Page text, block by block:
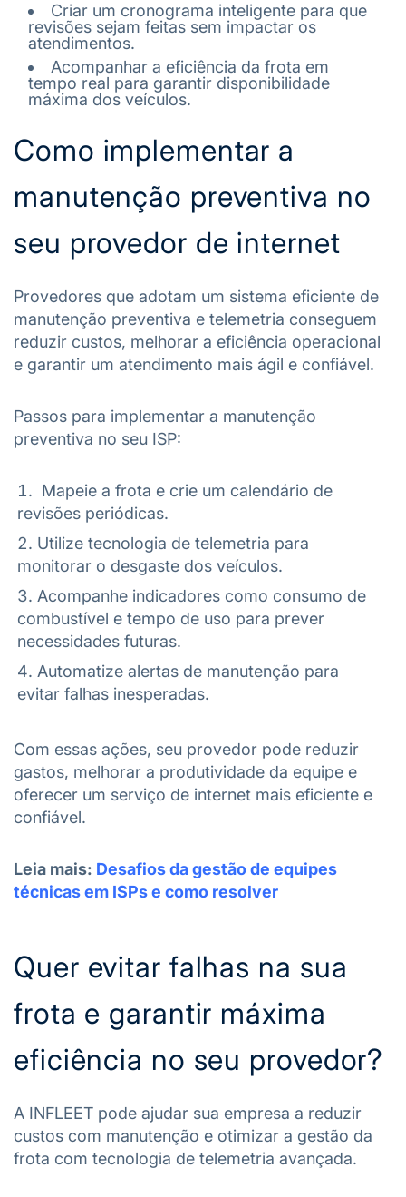
Criar um cronograma inteligente para que
revisões sejam feitas sem impactar os
atendimentos.
Acompanhar a eficiência da frota em
tempo real para garantir disponibilidade
máxima dos veículos.
Como implementar a
manutenção preventiva no
seu provedor de internet
Provedores que adotam um sistema eficiente de
manutenção preventiva e telemetria conseguem
reduzir custos, melhorar a eficiência operacional
e garantir um atendimento mais ágil e confiável.
Passos para implementar a manutenção
preventiva no seu ISP:
Mapeie a frota e crie um calendário de
revisões periódicas.
Utilize tecnologia de telemetria para
monitorar o desgaste dos veículos.
Acompanhe indicadores como consumo de
combustível e tempo de uso para prever
necessidades futuras.
Automatize alertas de manutenção para
evitar falhas inesperadas.
Com essas ações, seu provedor pode reduzir
gastos, melhorar a produtividade da equipe e
oferecer um serviço de internet mais eficiente e
confiável.
Leia mais: Desafios da gestão de equipes
técnicas em ISPs e como resolver
Quer evitar falhas na sua
frota e garantir máxima
eficiência no seu provedor?
A INFLEET pode ajudar sua empresa a reduzir
custos com manutenção e otimizar a gestão da
frota com tecnologia de telemetria avançada.